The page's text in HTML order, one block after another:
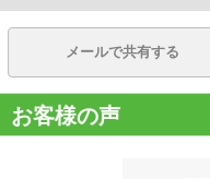
メールで共有する
お客様の声